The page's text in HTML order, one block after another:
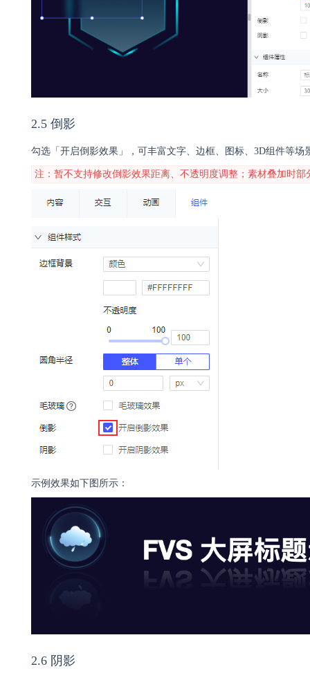
2.5 倒影
勾选「开启倒影效果」，可丰富文字、边框、图标、3D组件等场
注：暂不支持修改倒影效果距离、不透明度调整；素材叠加时
示例效果如下图所示：
2.6 阴影